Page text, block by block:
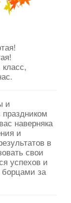
и
наверняка
и
в
свои
успехов и
борцами за